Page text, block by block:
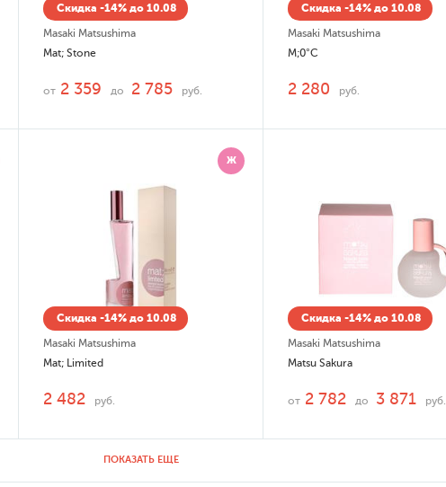
Скидка -14% до 10.08
Masaki Matsushima
Mat; Stone
от 2 359 до 2 785 руб.
Скидка -14% до 10.08
Masaki Matsushima
M;0°С
2 280 руб.
Ж
Скидка -14% до 10.08
Masaki Matsushima
Mat; Limited
2 482 руб.
Скидка -14% до 10.08
Masaki Matsushima
Matsu Sakura
от 2 782 до 3 871 руб.
ПОКАЗАТЬ ЕЩЕ